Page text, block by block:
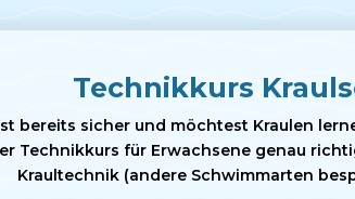
Technikkurs
bereits sicher und möchtest Kraulen
Technikkurs für Erwachsene genau
Kraultechnik (andere Schwimmarten